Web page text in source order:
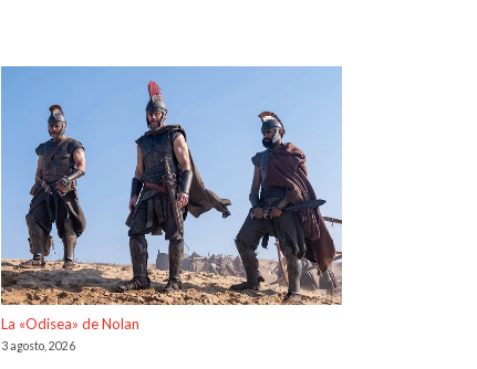
La «Odisea» de Nolan
3 agosto, 2026